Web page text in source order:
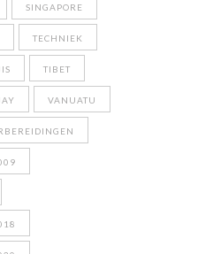
SINGAPORE
TECHNIEK
TIBET
VANUATU